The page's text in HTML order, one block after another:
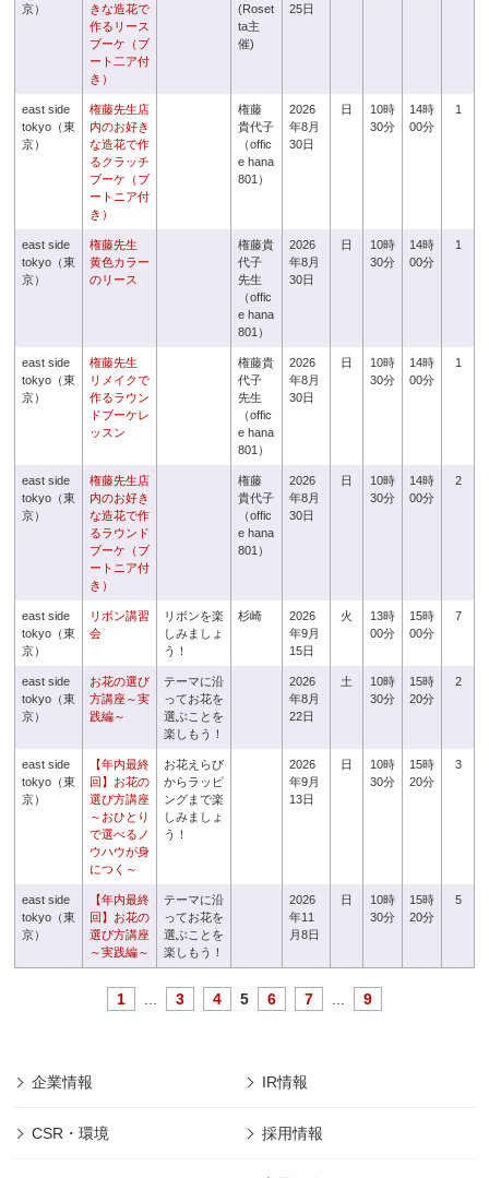
京）
きな造花で
作るリース
ブーケ（ブ
ート二ア付
き）
(Roset
ta主
催)
25日
east side
tokyo（東
京）
権藤先生店
内のお好き
な造花で作
るクラッチ
ブーケ（ブ
ートニア付
き）
権藤
貴代子
（offic
e hana
801）
2026
年8月
30日
日
10時
30分
14時
00分
1
east side
tokyo（東
京）
権藤先生
黄色カラー
のリース
権藤貴
代子
先生
（offic
e hana
801）
2026
年8月
30日
日
10時
30分
14時
00分
1
east side
tokyo（東
京）
権藤先生
リメイクで
作るラウン
ドブーケレ
ッスン
権藤貴
代子
先生
（offic
e hana
801）
2026
年8月
30日
日
10時
30分
14時
00分
1
east side
tokyo（東
京）
権藤先生店
内のお好き
な造花で作
るラウンド
ブーケ（ブ
ートニア付
き）
権藤
貴代子
（offic
e hana
801）
2026
年8月
30日
日
10時
30分
14時
00分
2
east side
tokyo（東
京）
リボン講習
会
リボンを楽
しみましょ
う！
杉崎
2026
年9月
15日
火
13時
00分
15時
00分
7
east side
tokyo（東
京）
お花の選び
方講座～実
践編～
テーマに沿
ってお花を
選ぶことを
楽しもう！
2026
年8月
22日
土
10時
30分
15時
20分
2
east side
tokyo（東
京）
【年内最終
回】お花の
選び方講座
～おひとり
で選べるノ
ウハウが身
につく～
お花えらび
からラッピ
ングまで楽
しみましょ
う！
2026
年9月
13日
日
10時
30分
15時
20分
3
east side
tokyo（東
京）
【年内最終
回】お花の
選び方講座
～実践編～
テーマに沿
ってお花を
選ぶことを
楽しもう！
2026
年11
月8日
日
10時
30分
15時
20分
5
1 3 4 5 6 7 9
企業情報 IR情報
CSR・環境 採用情報